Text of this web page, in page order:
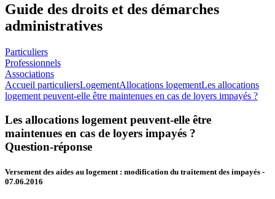
Guide des droits et des démarches
administratives
Particuliers
Professionnels
Associations
Accueil particuliersLogementAllocations logementLes allocations
logement peuvent-elle être maintenues en cas de loyers impayés ?
Les allocations logement peuvent-elle être
maintenues en cas de loyers impayés ?
Question-réponse
Versement des aides au logement : modification du traitement des impayés -
07.06.2016